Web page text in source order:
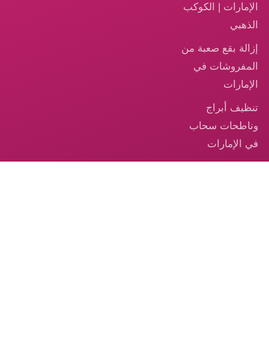
الإمارات | الكوكب
الذهبي
إزالة بقع صعبة من
المفروشات في
الإمارات
تنظيف أبراج
وناطحات سحاب
في الإمارات